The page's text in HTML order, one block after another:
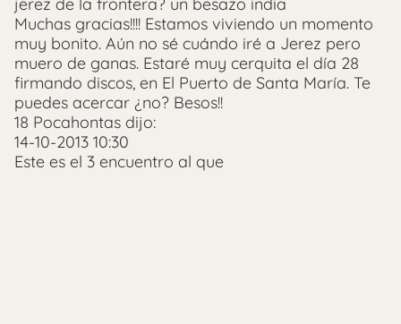
Muchas gracias!!!! Estamos viviendo un momento
muy bonito. Aún no sé cuándo iré a Jerez pero
muero de ganas. Estaré muy cerquita el día 28
firmando discos, en El Puerto de Santa María. Te
puedes acercar ¿no? Besos!!
18 Pocahontas dijo:
14-10-2013 10:30
Este es el 3 encuentro al que